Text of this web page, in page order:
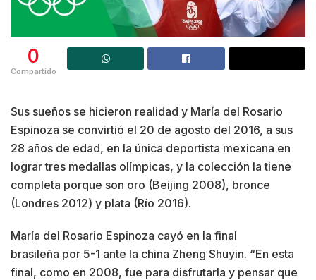
0
Compartido
Sus sueños se hicieron realidad y María del Rosario
Espinoza se convirtió el 20 de agosto del 2016, a sus
28 años de edad, en la única deportista mexicana en
lograr tres medallas olímpicas, y la colección la tiene
completa porque son oro (Beijing 2008), bronce
(Londres 2012) y plata (Río 2016).
María del Rosario Espinoza cayó en la final
brasileña por 5-1 ante la china Zheng Shuyin. “En esta
final, como en 2008, fue para disfrutarla y pensar que